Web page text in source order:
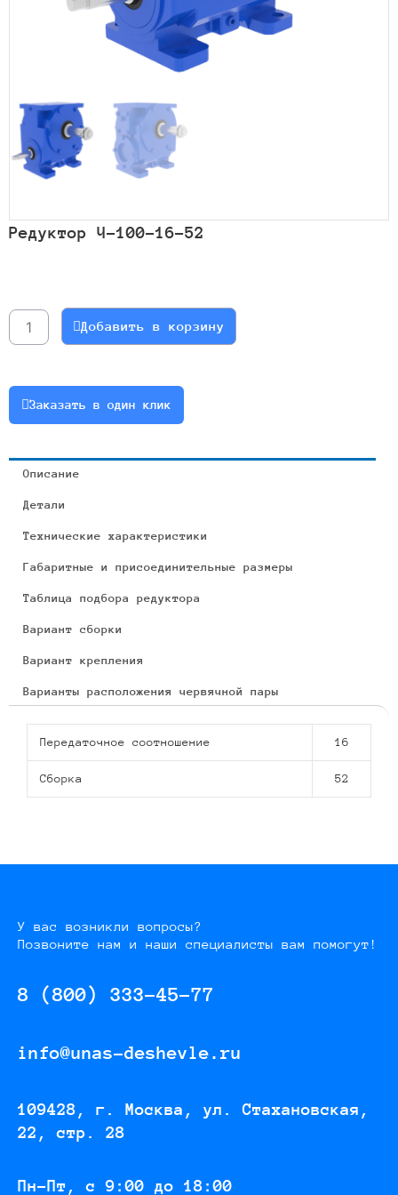
Редуктор Ч-100-16-52
Редуктор
Ч-100-
Добавить в корзину
Заказать в один клик
Описание
Детали
Технические характеристики
Габаритные и присоединительные размеры
Таблица подбора редуктора
Вариант сборки
Вариант крепления
Варианты расположения червячной пары
Передаточное соотношение 16
Сборка 52
У вас возникли вопросы?
Позвоните нам и наши специалисты вам помогут!
8 (800) 333-45-77
info@unas-deshevle.ru
109428, г. Москва, ул. Стахановская,
22, стр. 28
Пн-Пт, с 9:00 до 18:00